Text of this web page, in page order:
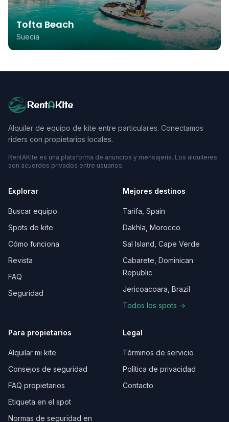
Tofta Beach
Suecia
RentAKite
Alquiler de equipo de kite entre particulares. Conectamos
riders con propietarios locales.
RentAKite es una plataforma de anuncios y mensajería. Los alquileres
son acuerdos privados entre usuarios.
Explorar
Buscar equipo
Spots de kite
Cómo funciona
Revista
FAQ
Seguridad
Mejores destinos
Tarifa, Spain
Dakhla, Morocco
Sal Island, Cape Verde
Cabarete, Dominican
Republic
Jericoacoara, Brazil
Todos los spots →
Para propietarios
Alquilar mi kite
Consejos de seguridad
FAQ propietarios
Etiqueta en el spot
Normas de seguridad en
Legal
Términos de servicio
Política de privacidad
Contacto